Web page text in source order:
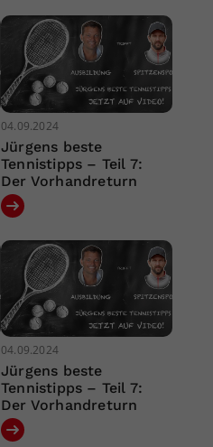
04.09.2024
Jürgens beste
Tennistipps – Teil 7:
Der Vorhandreturn
04.09.2024
Jürgens beste
Tennistipps – Teil 7:
Der Vorhandreturn